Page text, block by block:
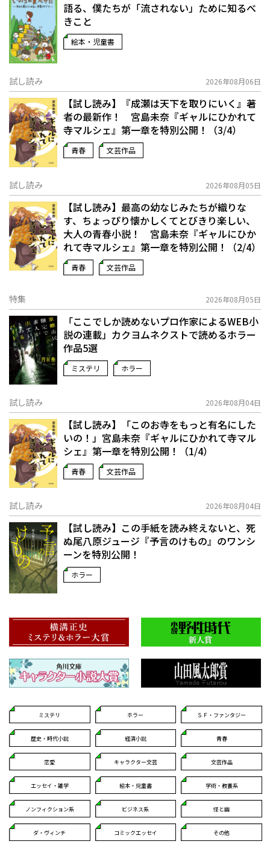
語る、僕たちが「流されない」ために知るべ
きこと
絵本・児童書
試し読み 2026年08月06日
【試し読み】『成瀬は天下を取りにいく』著
者の最新作！ 宮島未奈『ギャルにひかれて
寺マルシェ』第一章を特別公開！（3/4）
青春 文芸作品
試し読み 2026年08月05日
【試し読み】最高の幼なじみたちが織りな
す、ちょっぴり懐かしくてとびきり楽しい、
大人の青春小説！ 宮島未奈『ギャルにひか
れて寺マルシェ』第一章を特別公開！（2/4）
青春 文芸作品
特集 2026年08月05日
「ここでしか読めないプロ作家によるWEB小
説の連載」――カクヨムネクストで読めるホラー
作品5選
ミステリ ホラー
試し読み 2026年08月04日
【試し読み】「このお寺をもっと有名にした
いの！」宮島未奈『ギャルにひかれて寺マル
シェ』第一章を特別公開！（1/4）
青春 文芸作品
試し読み 2026年08月04日
【試し読み】この手紙を読み終えないと、死
ぬ――尾八原ジュージ『予言のけもの』のワンシ
ーンを特別公開！
ホラー
ミステリ ホラー ＳＦ・ファンタジー
歴史・時代小説 経済小説 青春
恋愛 キャラクター文芸 文芸作品
エッセイ・雑学 絵本・児童書 学術・教養系
ノンフィクション系 ビジネス系 怪と幽
ダ・ヴィンチ コミックエッセイ その他